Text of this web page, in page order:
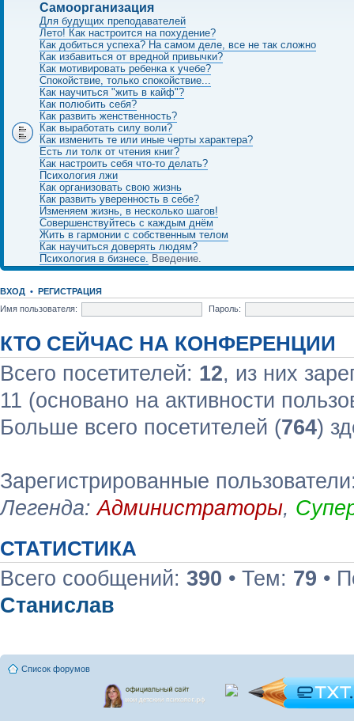
Самоорганизация
Для будущих преподавателей
Лето! Как настроится на похудение?
Как добиться успеха? На самом деле, все не так сложно
Как избавиться от вредной привычки?
Как мотивировать ребенка к учебе?
Спокойствие, только спокойствие...
Как научиться "жить в кайф"?
Как полюбить себя?
Как развить женственность?
Как выработать силу воли?
Как изменить те или иные черты характера?
Есть ли толк от чтения книг?
Как настроить себя что-то делать?
Психология лжи
Как организовать свою жизнь
Как развить уверенность в себе?
Изменяем жизнь, в несколько шагов!
Совершенствуйтесь с каждым днём
Жить в гармонии с собственным телом
Как научиться доверять людям?
Психология в бизнесе. Введение.
ВХОД • РЕГИСТРАЦИЯ
Имя пользователя:
Пароль:
КТО СЕЙЧАС НА КОНФЕРЕНЦИИ
Всего посетителей: 12, из них
11 (основано на активности
Больше всего посетителей (764)
Зарегистрированные
Легенда:Администраторы,
СТАТИСТИКА
Всего сообщений: 390 • Тем: 79 •
Станислав
Список форумов